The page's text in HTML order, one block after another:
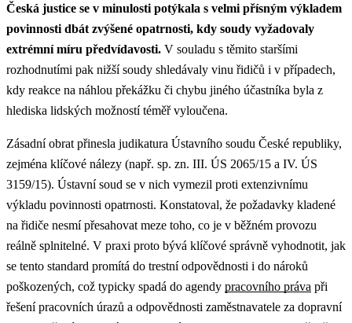
Česká justice se v minulosti potýkala s velmi přísným výkladem
povinnosti dbát zvýšené opatrnosti, kdy soudy vyžadovaly
extrémní míru předvídavosti. V souladu s těmito staršími
rozhodnutími pak nižší soudy shledávaly vinu řidičů i v případech,
kdy reakce na náhlou překážku či chybu jiného účastníka byla z
hlediska lidských možností téměř vyloučena.
Zásadní obrat přinesla judikatura Ústavního soudu České republiky,
zejména klíčové nálezy (např. sp. zn. III. ÚS 2065/15 a IV. ÚS
3159/15). Ústavní soud se v nich vymezil proti extenzivnímu
výkladu povinnosti opatrnosti. Konstatoval, že požadavky kladené
na řidiče nesmí přesahovat meze toho, co je v běžném provozu
reálně splnitelné. V praxi proto bývá klíčové správně vyhodnotit, jak
se tento standard promítá do trestní odpovědnosti i do nároků
poškozených, což typicky spadá do agendy pracovního práva při
řešení pracovních úrazů a odpovědnosti zaměstnavatele za dopravní